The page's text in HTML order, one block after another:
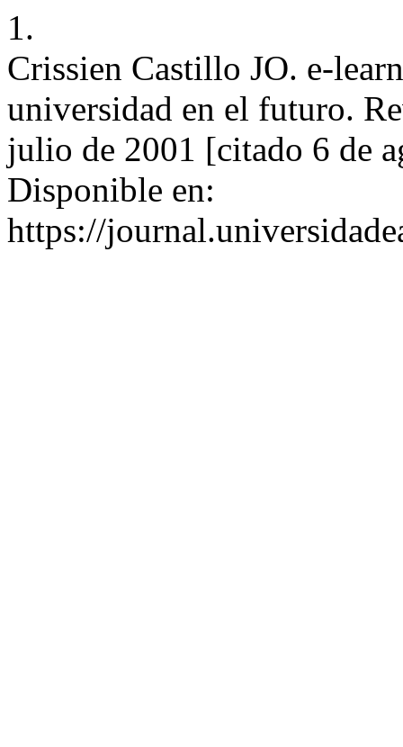
1.
Crissien Castillo JO. e-
universidad en el futuro.
julio de 2001 [citado 6 de
Disponible en:
https://